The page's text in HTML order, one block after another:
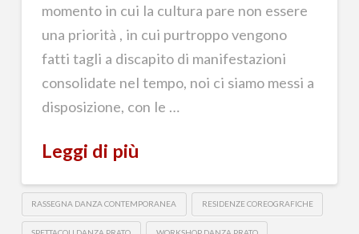
momento in cui la cultura pare non essere
una priorità , in cui purtroppo vengono
fatti tagli a discapito di manifestazioni
consolidate nel tempo, noi ci siamo messi a
disposizione, con le …
Leggi di più
RASSEGNA DANZA CONTEMPORANEA RESIDENZE COREOGRAFICHE